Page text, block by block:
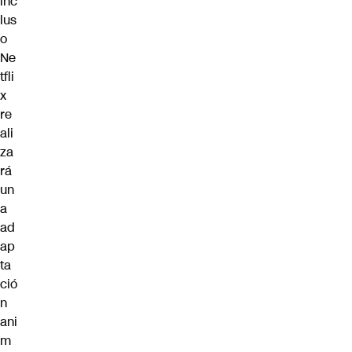
lus
o
Ne
tfli
x
re
ali
za
rá
un
a
ad
ap
ta
ció
n
ani
m